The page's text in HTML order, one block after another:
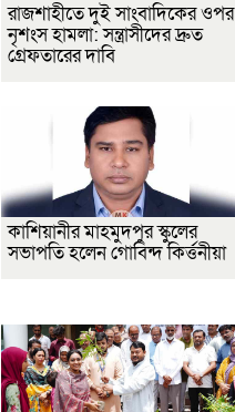
রাজশাহীতে দুই সাংবাদিকের ওপর
নৃশংস হামলা: সন্ত্রাসীদের দ্রুত
গ্রেফতারের দাবি
কাশিয়ানীর মাহমুদপুর স্কুলের
সভাপতি হলেন গোবিন্দ কির্ত্তনীয়া